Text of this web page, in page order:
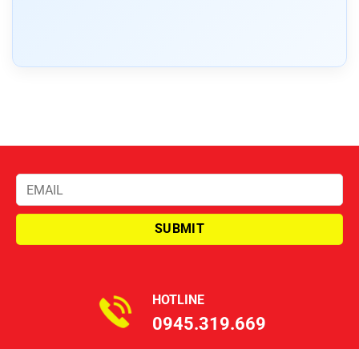
HOTLINE
0945.319.669